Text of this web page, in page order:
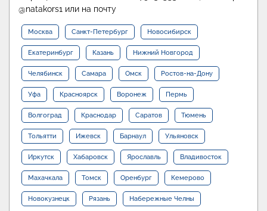
@natakors1 или на почту
Москва Санкт-Петербург Новосибирск
Екатеринбург Казань Нижний Новгород
Челябинск Самара Омск Ростов-на-Дону
Уфа Красноярск Воронеж Пермь
Волгоград Краснодар Саратов Тюмень
Тольятти Ижевск Барнаул Ульяновск
Иркутск Хабаровск Ярославль Владивосток
Махачкала Томск Оренбург Кемерово
Новокузнецк Рязань Набережные Челны